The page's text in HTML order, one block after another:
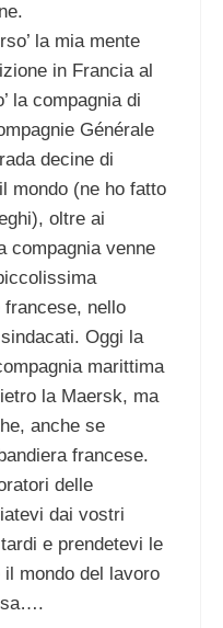
la mia mente
in Francia al
la compagnia di
Générale
decine di
mondo (ne ho fatto
oltre ai
compagnia venne
francese, nello
Oggi la
marittima
la Maersk, ma
anche se
francese.
delle
dai vostri
e prendetevi le
mondo del lavoro